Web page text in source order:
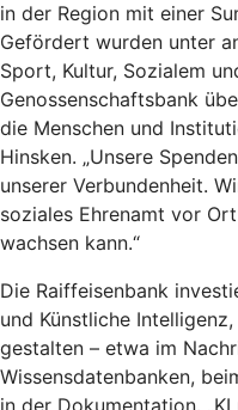
in der Region mit einer
Gefördert wurden unter
Sport, Kultur, Sozialem
Genossenschaftsbank
die Menschen und
Hinsken. „Unsere
unserer Verbundenheit.
soziales Ehrenamt vor
wachsen kann.“
Die Raiffeisenbank
und Künstliche
gestalten – etwa im
Wissensdatenbanken,
in der Dokumentation.